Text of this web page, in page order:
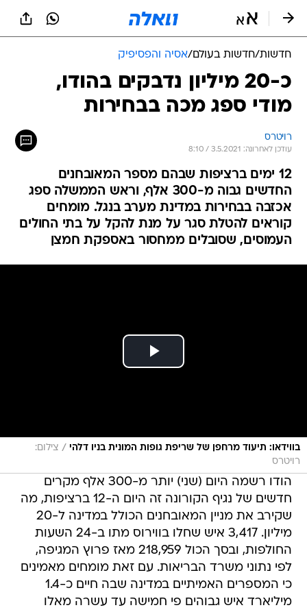
חדשות/חדשות בעולם/אסיה והפסיפיק
כ-20 מיליון נדבקים בהודו,
מודי ספג מכה בבחירות
רויטרס
עודכן לאחרונה: 3.5.2021 / 8:10
12 ימים ברציפות שבהם מספר המאובחנים
החדשים גבוה מ-300 אלף, וראש הממשלה ספג
אכזבה בבחירות במדינת מערב בנגל. מומחים
קוראים להטלת סגר על מנת להקל על בתי החולים
העמוסים, שסובלים ממחסור באספקת חמצן
בווידאו: תיעוד מרחפן של שריפת גופות המונית בניו דלהי / צילום:
רויטרס
הודו רשמה היום (שני) יותר מ-300 אלף מקרים
חדשים של נגיף הקורונה זה היום ה-12 ברציפות, מה
שקירב את מניין המאובחנים הכולל במדינה ל-20
מיליון. 3,417 איש שחלו בווירוס מתו ב-24 השעות
החולפות, ובסך הכול 218,959 מאז פרוץ המגיפה,
לפי נתוני משרד הבריאות. עם זאת מומחים מאמינים
כי המספרים האמיתיים במדינה שבה חיים כ-1.4
מיליארד איש גבוהים פי חמישה עד עשרה מאלו